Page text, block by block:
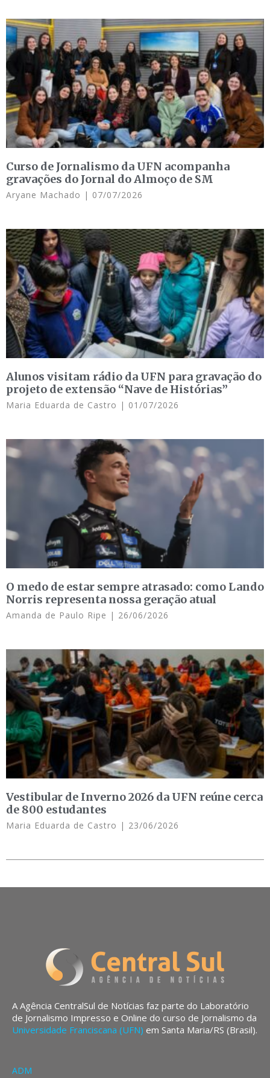
Curso de Jornalismo da UFN acompanha
gravações do Jornal do Almoço de SM
Aryane Machado 07/07/2026
Alunos visitam rádio da UFN para gravação do
projeto de extensão “Nave de Histórias”
Maria Eduarda de Castro 01/07/2026
O medo de estar sempre atrasado: como Lando
Norris representa nossa geração atual
Amanda de Paulo Ripe 26/06/2026
Vestibular de Inverno 2026 da UFN reúne cerca
de 800 estudantes
Maria Eduarda de Castro 23/06/2026
A Agência CentralSul de Notícias faz parte do Laboratório
de Jornalismo Impresso e Online do curso de Jornalismo da
Universidade Franciscana (UFN) em Santa Maria/RS (Brasil).
ADM